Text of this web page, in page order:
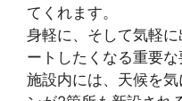
てくれます。
身軽に、そして気軽
ートしたくなる重要な
施設内には、天候を